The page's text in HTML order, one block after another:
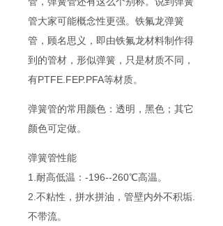
管大家可能概念性更强。铁氟龙弹簧
管，顾名思义，即由铁氟龙材料制作得
到的管材，形似弹簧，只是材质不同，
有PTFE.FEP.PFA等材质。
弹簧管的常用颜色：透明，黑色；其它
颜色可定做。
弹簧管性能
1.耐高低温：-196--260℃高温。
2.不粘性，拼水拼油，管壁内外不积垢.
不带流。